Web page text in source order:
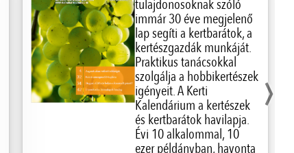
tulajdonosoknak szóló
immár 30 éve megjelenő
lap segíti a kertbarátok, a
kertészgazdák munkáját.
Praktikus tanácsokkal
szolgálja a hobbikertészek
igényeit. A Kerti
Kalendárium a kertészek
és kertbarátok havilapja.
Évi 10 alkalommal, 10
ezer példányban, havonta
›